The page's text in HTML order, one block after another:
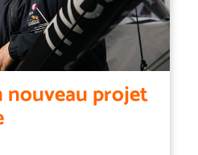
nouveau projet